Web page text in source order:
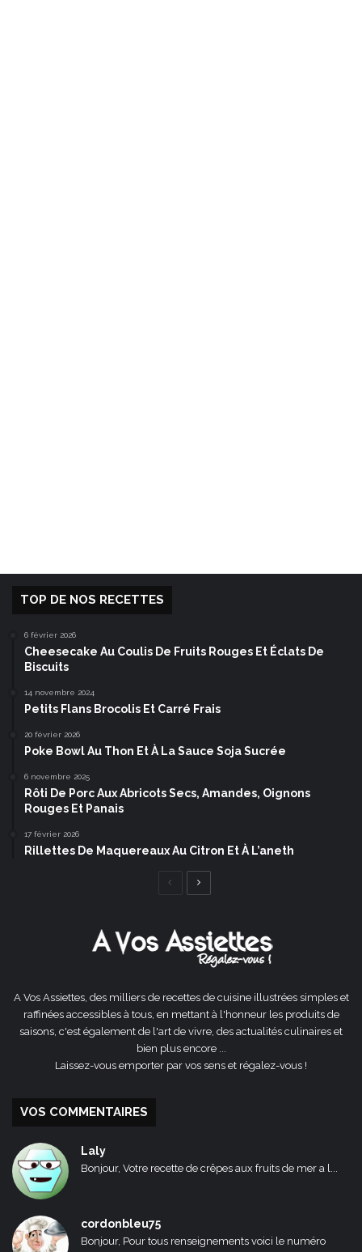
TOP DE NOS RECETTES
6 février 2026
Cheesecake Au Coulis De Fruits Rouges Et Éclats De
Biscuits
14 novembre 2024
Petits Flans Brocolis Et Carré Frais
20 février 2026
Poke Bowl Au Thon Et À La Sauce Soja Sucrée
6 novembre 2025
Rôti De Porc Aux Abricots Secs, Amandes, Oignons
Rouges Et Panais
17 février 2026
Rillettes De Maquereaux Au Citron Et À L’aneth
Page
A Vos Assiettes, des milliers de recettes de cuisine illustrées simples et
raffinées accessibles à tous, en mettant à l'honneur les produits de
saisons, c'est également de l'art de vivre, des actualités culinaires et
bien plus encore ...
Laissez-vous emporter par vos sens et régalez-vous !
VOS COMMENTAIRES
Laly
Bonjour, Votre recette de crêpes aux fruits de mer a l...
cordonbleu75
Bonjour, Pour tous renseignements voici le numéro